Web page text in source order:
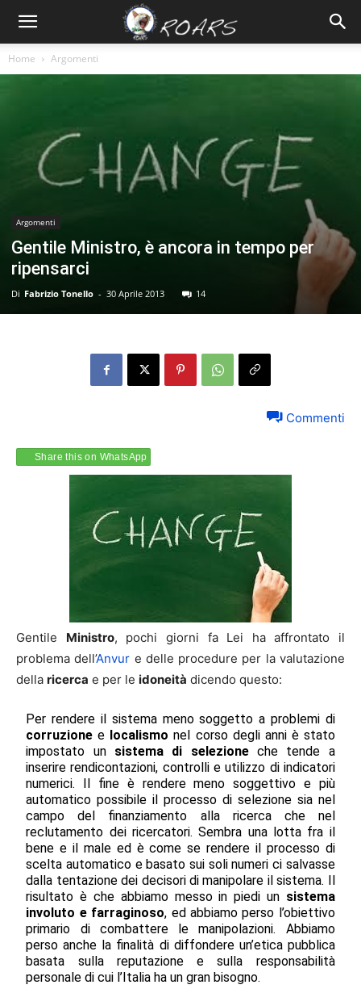
Home Argomenti
Argomenti
Gentile Ministro, è ancora in tempo per
ripensarci
Di Fabrizio Tonello - 30 Aprile 2013 14
Commenti
Share this on WhatsApp
Gentile Ministro, pochi giorni fa Lei ha affrontato il
problema dell’Anvur e delle procedure per la valutazione
della ricerca e per le idoneità dicendo questo:
Per rendere il sistema meno soggetto a problemi di
corruzione e localismo nel corso degli anni è stato
impostato un sistema di selezioneche tende a
inserire rendicontazioni, controlli e utilizzo di indicatori
numerici. Il fine è rendere meno soggettivo e più
automatico possibile il processo di selezione sia nel
campo del finanziamento alla ricerca che nel
reclutamento dei ricercatori. Sembra una lotta fra il
bene e il male ed è come se rendere il processo di
scelta automatico e basato sui soli numeri ci salvasse
dalla tentazione dei decisori di manipolare il sistema. Il
risultato è che abbiamo messo in piedi un sistema
involuto e farraginoso, ed abbiamo perso l’obiettivo
primario di combattere le manipolazioni. Abbiamo
perso anche la finalità di diffondere un’etica pubblica
basata sulla reputazione e sulla responsabilità
personale di cui l’Italia ha un gran bisogno.